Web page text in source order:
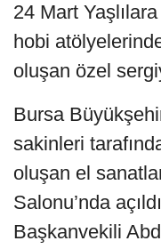
24 Mart Yaşlılara
hobi
oluşan özel
Bursa
sakinleri
oluşan el
Salonu’nda
Başkanvekili